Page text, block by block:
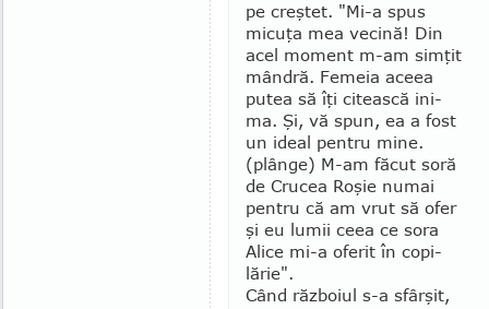
pe creştet. "Mi-a spus
micuţa mea vecină! Din
acel moment m-am simţit
mândră. Femeia aceea
putea să îţi ci­tească ini­
ma. Şi, vă spun, ea a fost
un ideal pentru mine.
(plânge) M-am făcut soră
de Crucea Roşie numai
pentru că am vrut să ofer
şi eu lumii ceea ce sora
Alice mi-a ofe­­rit în co­pi­
lărie".
Când războiul s-a sfârşit,